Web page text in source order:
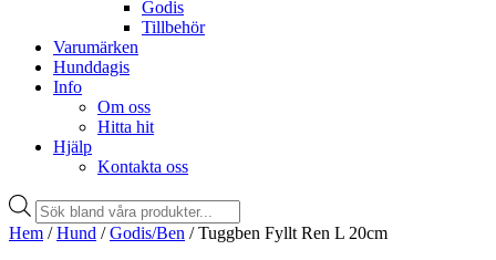
Godis
Tillbehör
Varumärken
Hunddagis
Info
Om oss
Hitta hit
Hjälp
Kontakta oss
Products
search
Hem /Hund /Godis/Ben / Tuggben Fyllt Ren L 20cm